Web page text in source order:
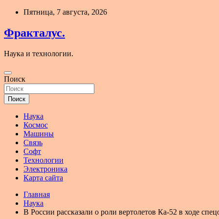
Перейти
содержимому
Пятница, 7 августа, 2026
Фракталус.
Наука и технологии.
Поиск
Поиск
Наука
Космос
Машины
Связь
Софт
Технологии
Электроника
Карта сайта
Главная
Наука
В России рассказали о роли вертолетов Ка-52 в ходе